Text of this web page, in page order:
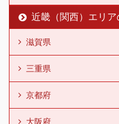
近畿（関西）エリア
滋賀県
三重県
京都府
大阪府